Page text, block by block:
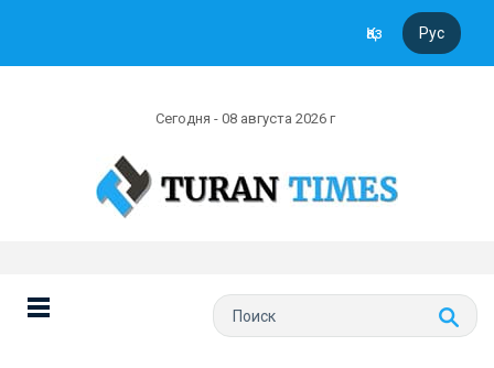
Қаз Рус
Сегодня - 08 августа 2026 г